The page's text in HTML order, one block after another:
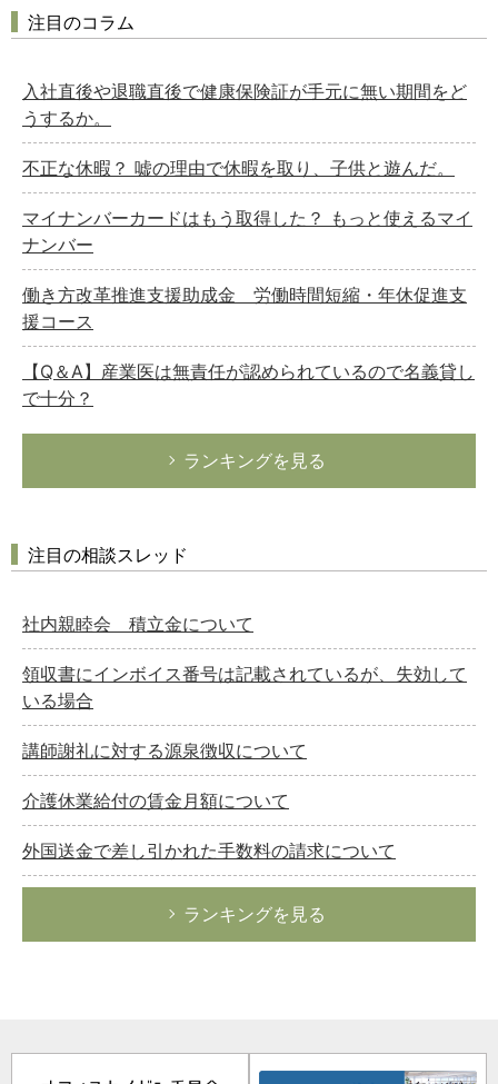
注目のコラム
入社直後や退職直後で健康保険証が手元に無い期間をど
うするか。
不正な休暇？ 嘘の理由で休暇を取り、子供と遊んだ。
マイナンバーカードはもう取得した？ もっと使えるマイ
ナンバー
働き方改革推進支援助成金 労働時間短縮・年休促進支
援コース
【Q＆A】産業医は無責任が認められているので名義貸し
で十分？
ランキングを見る
注目の相談スレッド
社内親睦会 積立金について
領収書にインボイス番号は記載されているが、失効して
いる場合
講師謝礼に対する源泉徴収について
介護休業給付の賃金月額について
外国送金で差し引かれた手数料の請求について
ランキングを見る